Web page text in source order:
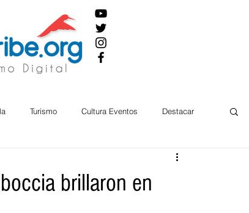
Turismo Cultura Eventos Destacar
brillaron en